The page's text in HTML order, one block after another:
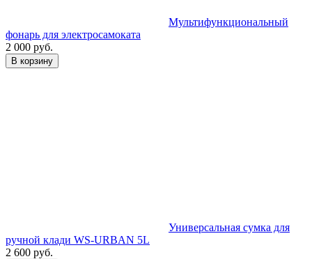
Мультифункциональный
фонарь для электросамоката
2 000 руб.
В корзину
Универсальная сумка для
ручной клади WS-URBAN 5L
2 600 руб.